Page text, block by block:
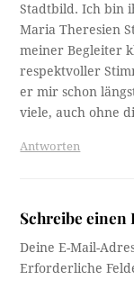
Stadtbild. Ich bin
Maria Theresien
meiner Begleiter
respektvoller
er mir schon
viele, auch ohne
Antworten
Schreibe
Deine E-Mail-
Erforderliche